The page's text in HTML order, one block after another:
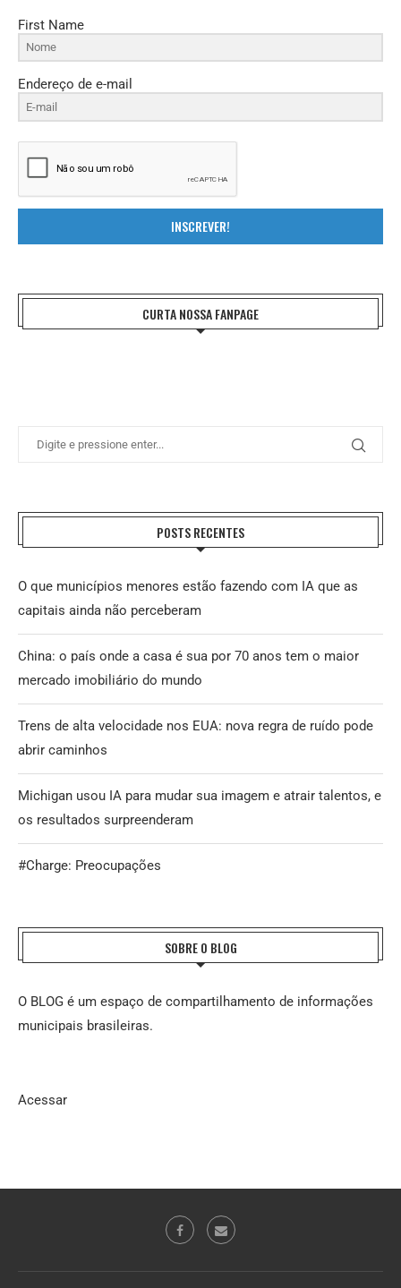
First Name
Endereço de e-mail
INSCREVER!
CURTA NOSSA FANPAGE
POSTS RECENTES
O que municípios menores estão fazendo com IA que as
capitais ainda não perceberam
China: o país onde a casa é sua por 70 anos tem o maior
mercado imobiliário do mundo
Trens de alta velocidade nos EUA: nova regra de ruído pode
abrir caminhos
Michigan usou IA para mudar sua imagem e atrair talentos, e
os resultados surpreenderam
#Charge: Preocupações
SOBRE O BLOG
O BLOG é um espaço de compartilhamento de informações
municipais brasileiras.
Acessar